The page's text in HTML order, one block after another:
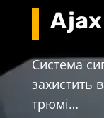
Система
захистить
трюмі…